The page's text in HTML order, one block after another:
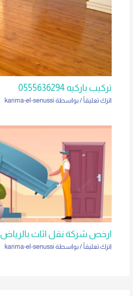
تركيب باركيه 0555636294
اترك تعليقاً / بواسطة karima-el-senussi
ارخص شركة نقل اثاث بالرياض
اترك تعليقاً / بواسطة karima-el-senussi